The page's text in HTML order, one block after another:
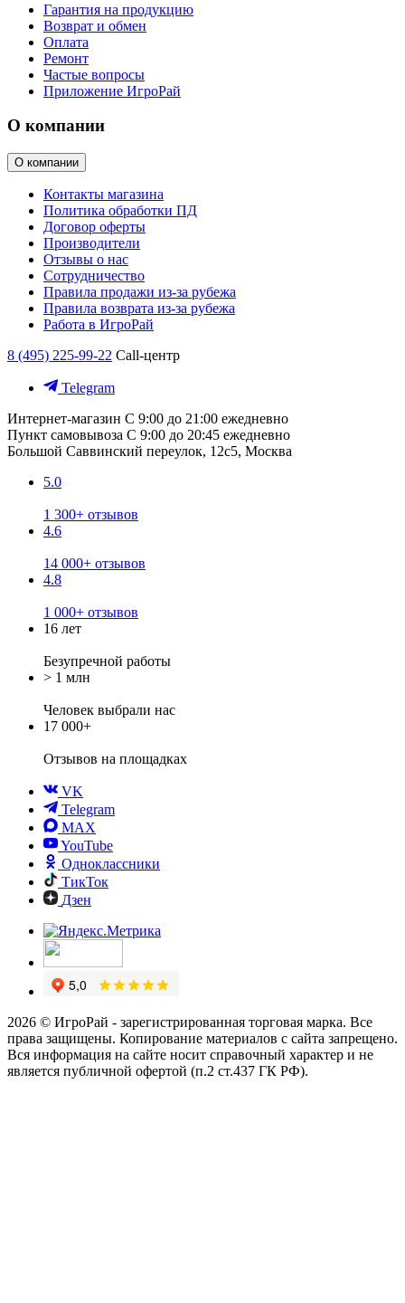
Гарантия на продукцию
Возврат и обмен
Оплата
Ремонт
Частые вопросы
Приложение ИгроРай
О компании
О компании
Контакты магазина
Политика обработки ПД
Договор оферты
Производители
Отзывы о нас
Сотрудничество
Правила продажи из-за рубежа
Правила возврата из-за рубежа
Работа в ИгроРай
8 (495) 225-99-22 Call-центр
Telegram
Интернет-магазин С 9:00 до 21:00 ежедневно
Пункт самовывоза С 9:00 до 20:45 ежедневно
Большой Саввинский переулок, 12с5, Москва
5.0
1 300+ отзывов
4.6
14 000+ отзывов
4.8
1 000+ отзывов
16 лет
Безупречной работы
> 1 млн
Человек выбрали нас
17 000+
Отзывов на площадках
VK
Telegram
MAX
YouTube
Одноклассники
ТикТок
Дзен
2026 © ИгроРай - зарегистрированная торговая марка. Все
права защищены. Копирование материалов с сайта запрещено.
Вся информация на сайте носит справочный характер и не
является публичной офертой (п.2 ст.437 ГК РФ).